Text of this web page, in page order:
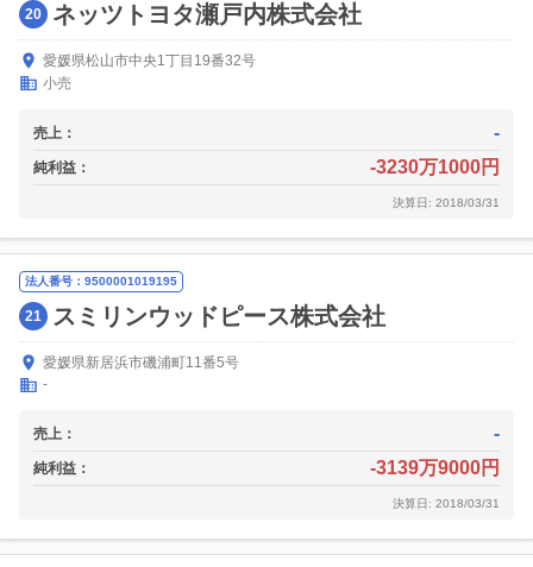
20 ネッツトヨタ瀬戸内株式会社
愛媛県松山市中央1丁目19番32号
小売
売上： -
純利益： -3230万1000円
決算日: 2018/03/31
法人番号：9500001019195
21 スミリンウッドピース株式会社
愛媛県新居浜市磯浦町11番5号
-
売上： -
純利益： -3139万9000円
決算日: 2018/03/31